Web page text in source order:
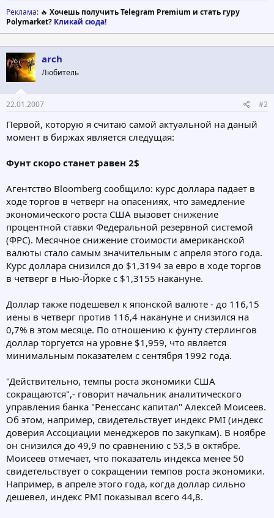
Реклама: 🔥 Хочешь получить Telegram Premium и стать гуру
Polymarket? Кликай сюда!
arch
Любитель
22.01.2007 #2
Первой, которую я считаю самой актуальной на даный
момент в биржах является следущая:
Фунт скоро станет равен 2$
Агентство Bloomberg сообщило: курс доллара падает в
ходе торгов в четверг на опасениях, что замедление
экономического роста США вызовет снижение
процентной ставки Федеральной резервной системой
(ФРС). Месячное снижение стоимости американской
валюты стало самым значительным с апреля этого года.
Курс доллара снизился до $1,3194 за евро в ходе торгов
в четверг в Нью-Йорке с $1,3155 накануне.
Доллар также подешевел к японской валюте - до 116,15
иены в четверг против 116,4 накануне и снизился на
0,7% в этом месяце. По отношению к фунту стерлингов
доллар торгуется на уровне $1,959, что является
минимальным показателем с сентября 1992 года.
"Действительно, темпы роста экономики США
сокращаются",- говорит начальник аналитического
управления банка "Ренессанс капитал" Алексей Моисеев.
Об этом, например, свидетельствует индекс PMI (индекс
доверия Ассоциации менеджеров по закупкам). В ноябре
он снизился до 49,9 по сравнению с 53,5 в октябре.
Моисеев отмечает, что показатель индекса менее 50
свидетельствует о сокращении темпов роста экономики.
Например, в апреле этого года, когда доллар сильно
дешевел, индекс PMI показывал всего 44,8.